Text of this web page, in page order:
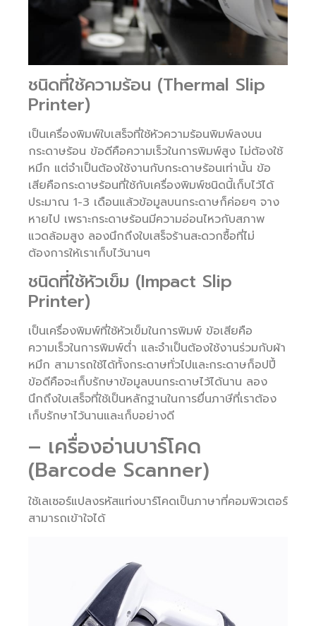
ชนิดที่ใช้ความร้อน (Thermal Slip
Printer)
เป็นเครื่องพิมพ์ใบเสร็จที่ใช้หัวความร้อนพิมพ์ลงบน
กระดาษร้อน ข้อดีคือความเร็วในการพิมพ์สูง ไม่ต้องใช้
หมึก แต่จำเป็นต้องใช้งานกับกระดาษร้อนเท่านั้น ข้อ
เสียคือกระดาษร้อนที่ใช้กับเครื่องพิมพ์ชนิดนี้เก็บไว้ได้
ประมาณ 1-3 เดือนแล้วข้อมูลบนกระดาษก็ค่อยๆ จาง
หายไป เพราะกระดาษร้อนมีความอ่อนไหวกับสภาพ
แวดล้อมสูง ลองนึกถึงใบเสร็จร้านสะดวกซื้อที่ไม่
ต้องการให้เราเก็บไว้นานๆ
ชนิดที่ใช้หัวเข็ม (Impact Slip
Printer)
เป็นเครื่องพิมพ์ที่ใช้หัวเข็มในการพิมพ์ ข้อเสียคือ
ความเร็วในการพิมพ์ต่ำ และจำเป็นต้องใช้งานร่วมกับผ้า
หมึก สามารถใช้ได้ทั้งกระดาษทั่วไปและกระดาษก็อปปี้
ข้อดีคือจะเก็บรักษาข้อมูลบนกระดาษไว้ได้นาน ลอง
นึกถึงใบเสร็จที่ใช้เป็นหลักฐานในการยื่นภาษีที่เราต้อง
เก็บรักษาไว้นานและเก็บอย่างดี
– เครื่องอ่านบาร์โคด
(Barcode Scanner)
ใช้เลเซอร์แปลงรหัสแท่งบาร์โคดเป็นภาษาที่คอมพิวเตอร์
สามารถเข้าใจได้